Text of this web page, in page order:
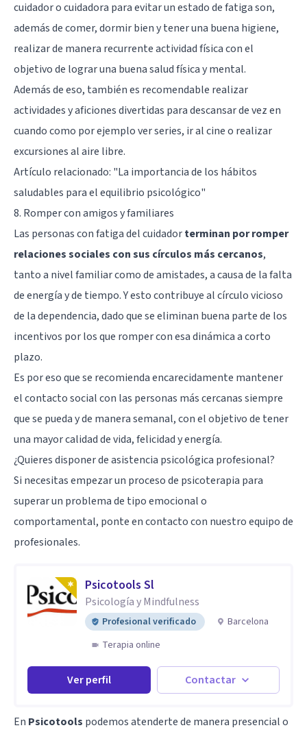
cuidador o cuidadora para evitar un estado de fatiga son,
además de comer, dormir bien y tener una buena higiene,
realizar de manera recurrente actividad física con el
objetivo de lograr una buena salud física y mental.
Además de eso, también es recomendable realizar
actividades y aficiones divertidas para descansar de vez en
cuando como por ejemplo ver series, ir al cine o realizar
excursiones al aire libre.
Artículo relacionado: "La importancia de los hábitos
saludables para el equilibrio psicológico"
8. Romper con amigos y familiares
Las personas con fatiga del cuidadorterminan por romper
relaciones sociales con sus círculos más cercanos,
tanto a nivel familiar como de amistades, a causa de la falta
de energía y de tiempo. Y esto contribuye al círculo vicioso
de la dependencia, dado que se eliminan buena parte de los
incentivos por los que romper con esa dinámica a corto
plazo.
Es por eso que se recomienda encarecidamente mantener
el contacto social con las personas más cercanas siempre
que se pueda y de manera semanal, con el objetivo de tener
una mayor calidad de vida, felicidad y energía.
¿Quieres disponer de asistencia psicológica profesional?
Si necesitas empezar un proceso de psicoterapia para
superar un problema de tipo emocional o
comportamental, ponte en contacto con nuestro equipo de
profesionales.
Psicotools Sl
Psicología y Mindfulness
Profesional verificado
Barcelona
Terapia online
Ver perfil Contactar
En Psicotools podemos atenderte de manera presencial o